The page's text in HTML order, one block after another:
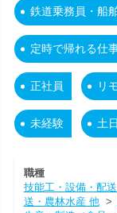
鉄道乗務員・船
定時で帰れる仕
正社員 リ
未経験 土
職種
技能工・設備・配
送・農林水産 他>